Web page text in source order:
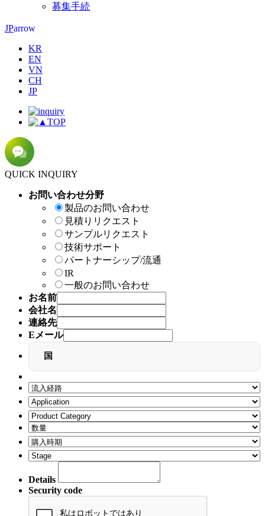
募集手続
JParrow
KR
EN
VN
CH
JP
TOP
QUICK INQUIRY
お問い合わせ分野
製品のお問い合わせ
見積りリクエスト
サンプルリクエスト
技術サポート
パートナーシップ/流通
IR
一般のお問い合わせ
お名前
会社名
連絡先
Eメール
国
Details
Security code